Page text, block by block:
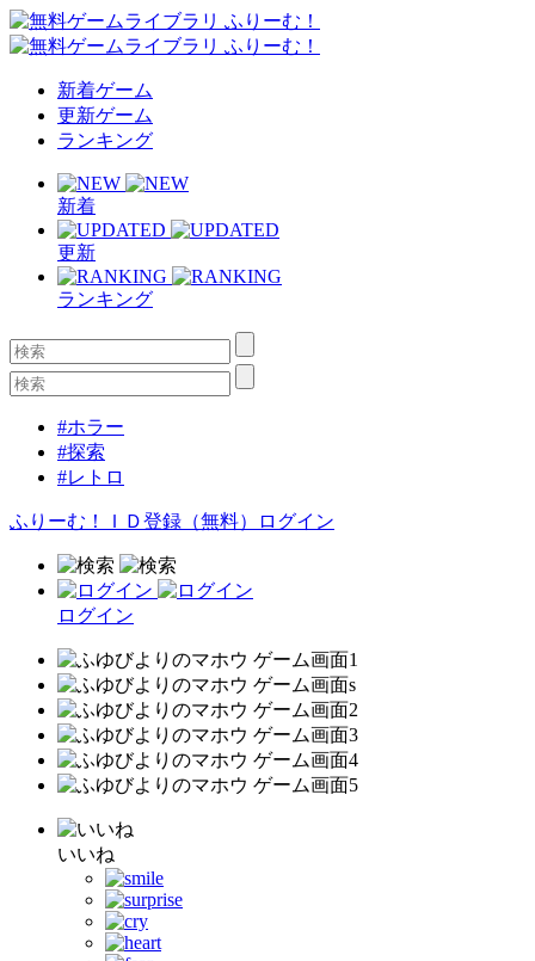
新着ゲーム
更新ゲーム
ランキング
新着
更新
ランキング
#ホラー
#探索
#レトロ
ふりーむ！ＩＤ登録（無料） ログイン
ログイン
いいね